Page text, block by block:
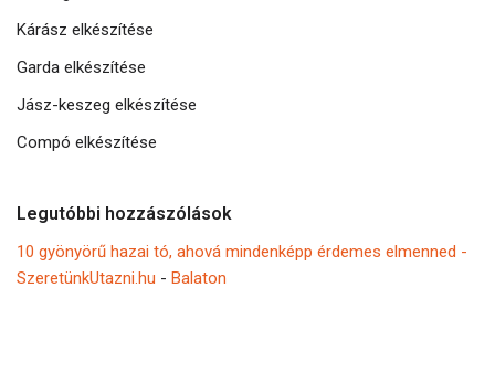
Kárász elkészítése
Garda elkészítése
Jász-keszeg elkészítése
Compó elkészítése
Legutóbbi hozzászólások
10 gyönyörű hazai tó, ahová mindenképp érdemes elmenned -
SzeretünkUtazni.hu - Balaton